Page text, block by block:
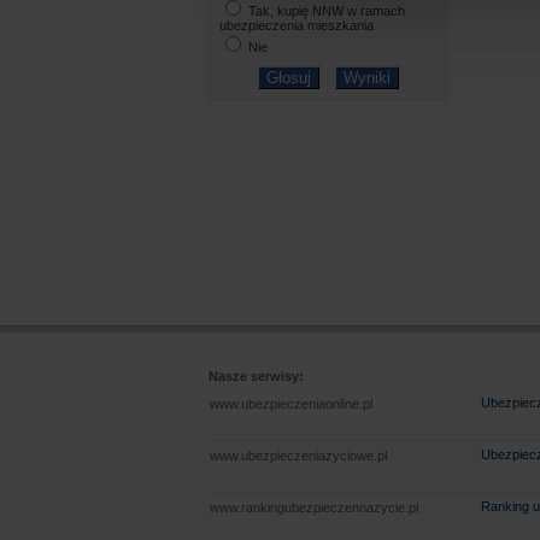
Tak, kupię NNW w ramach
ubezpieczenia mieszkania
Nie
Nasze serwisy:
www.ubezpieczeniaonline.pl
www.ubezpieczeniazyciowe.pl
www.rankingubezpieczennazycie.pl Ranking